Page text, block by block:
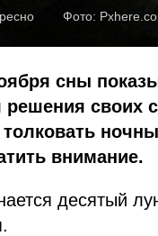
Фото:
сны
решения своих
внимание.
десятый